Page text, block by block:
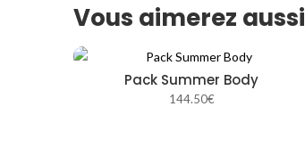
Vous aimerez aussi
Pack Summer Body
144.50€